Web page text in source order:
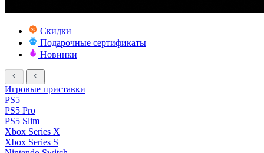
Скидки
Подарочные сертификаты
Новинки
Игровые приставки
PS5
PS5 Pro
PS5 Slim
Xbox Series X
Xbox Series S